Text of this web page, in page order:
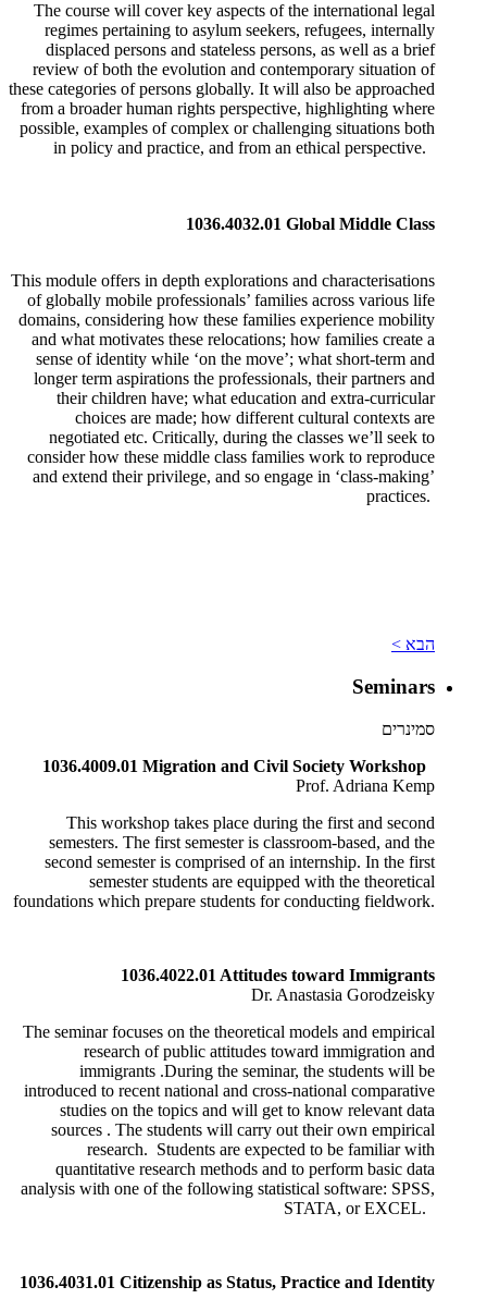
The course will cover key aspects of the international legal
regimes pertaining to asylum seekers, refugees, internally
displaced persons and stateless persons, as well as a brief
review of both the evolution and contemporary situation of
these categories of persons globally. It will also be approached
from a broader human rights perspective, highlighting where
possible, examples of complex or challenging situations both
in policy and practice, and from an ethical perspective.
1036.4032.01 Global Middle Class
This module offers in depth explorations and characterisations
of globally mobile professionals’ families across various life
domains, considering how these families experience mobility
and what motivates these relocations; how families create a
sense of identity while ‘on the move’; what short-term and
longer term aspirations the professionals, their partners and
their children have; what education and extra-curricular
choices are made; how different cultural contexts are
negotiated etc. Critically, during the classes we’ll seek to
consider how these middle class families work to reproduce
and extend their privilege, and so engage in ‘class-making’
practices.
הבא >
Seminars
סמינרים
1036.4009.01 Migration and Civil Society Workshop
Prof. Adriana Kemp
This workshop takes place during the first and second
semesters. The first semester is classroom-based, and the
second semester is comprised of an internship. In the first
semester students are equipped with the theoretical
foundations which prepare students for conducting fieldwork.
1036.4022.01 Attitudes toward Immigrants
Dr. Anastasia Gorodzeisky
The seminar focuses on the theoretical models and empirical
research of public attitudes toward immigration and
immigrants .During the seminar, the students will be
introduced to recent national and cross-national comparative
studies on the topics and will get to know relevant data
sources . The students will carry out their own empirical
research. Students are expected to be familiar with
quantitative research methods and to perform basic data
analysis with one of the following statistical software: SPSS,
STATA, or EXCEL.
1036.4031.01 Citizenship as Status, Practice and Identity